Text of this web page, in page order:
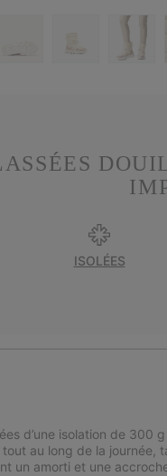
ISOLÉES
d’une isolation de 300
au long de la journée,
un amorti et une